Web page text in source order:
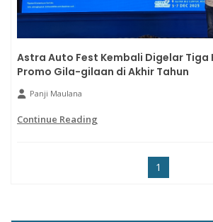
Astra Auto Fest Kembali Digelar Tiga
Promo Gila-gilaan di Akhir Tahun
Panji Maulana
Continue Reading
1